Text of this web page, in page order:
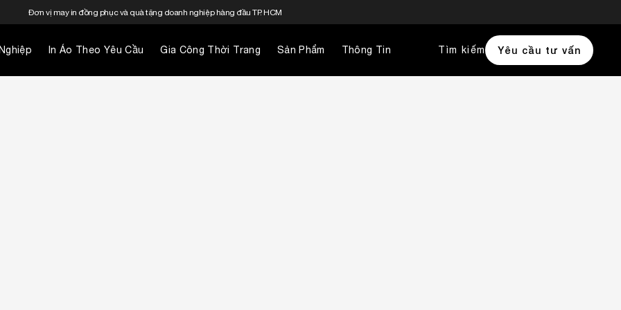
Đơn vị may in đồng phục và quà tặng doanh nghiệp hàng đầu TP. HCM
In Áo Theo Yêu Cầu Gia Công Thời Trang Sản Phẩm Thông Tin Tìm kiếm Yêu cầu tư vấn